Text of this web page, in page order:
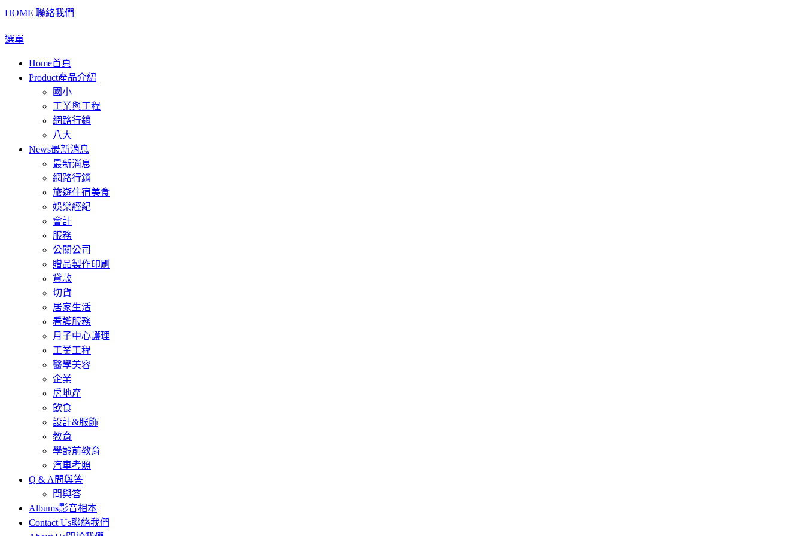
HOME 聯絡我們
選單
Home首頁
Product產品介紹
國小
工業與工程
網路行銷
八大
News最新消息
最新消息
網路行銷
旅遊住宿美食
娛樂經紀
會計
服務
公關公司
贈品製作印刷
貸款
切貨
居家生活
看護服務
月子中心護理
工業工程
醫學美容
企業
房地產
飲食
設計&服飾
教育
學齡前教育
汽車考照
Q & A 問與答
問與答
Albums影音相本
Contact Us聯絡我們